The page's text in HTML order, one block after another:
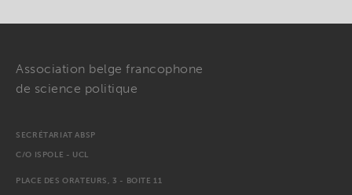
Association belge francophone
de science politique
SECRÉTARIAT ABSP
C/O ISPOLE - UCL
PLACE DES ORATEURS, 3 - BOITE 11